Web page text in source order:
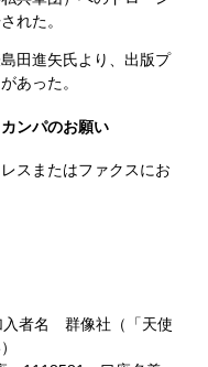
れた。
田進矢氏より、出版プ
あった。
ンパのお願い
スまたはファクスにお
者名 群像社（「天使